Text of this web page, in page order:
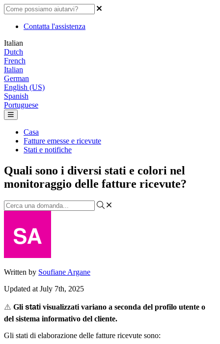
Contatta l'assistenza
Italian
Dutch
French
Italian
German
English (US)
Spanish
Portuguese
Casa
Fatture emesse e ricevute
Stati e notifiche
Quali sono i diversi stati e colori nel
monitoraggio delle fatture ricevute?
Written by Soufiane Argane
Updated at July 7th, 2025
⚠ Gli stati visualizzati variano a seconda del profilo utente o
del sistema informativo del cliente.
Gli stati di elaborazione delle fatture ricevute sono: